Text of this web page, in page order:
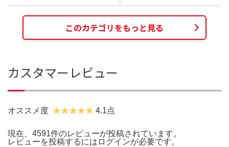
このカテゴリをもっと見る
カスタマーレビュー
オススメ度 4.1点
現在、4591件のレビューが投稿されています。
レビューを投稿するには ログインが必要です。